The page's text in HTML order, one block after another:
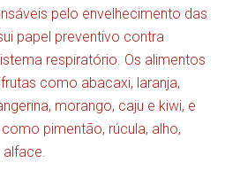
pelo envelhecimento das
papel preventivo contra
respiratório. Os alimentos
como abacaxi, laranja,
morango, caju e kiwi, e
pimentão, rúcula, alho,